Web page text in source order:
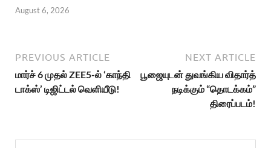
August 6, 2026
PREVIOUS ARTICLE
மார்ச் 6 முதல் ZEE5-ல் ‘காந்தி
டாக்ஸ்’ டிஜிட்டல் வெளியீடு!
NEXT ARTICLE
பூஜையுடன் துவங்கிய விதார்த்
நடிக்கும் “தொடக்கம்”
திரைப்படம்!